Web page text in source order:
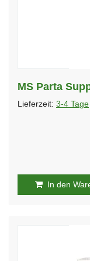
MS Parta
Lieferzeit: 3-4 Tage
In den